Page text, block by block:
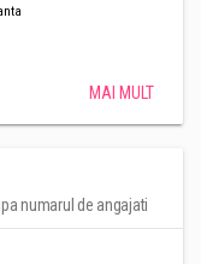
MAI MULT
numarul de angajati